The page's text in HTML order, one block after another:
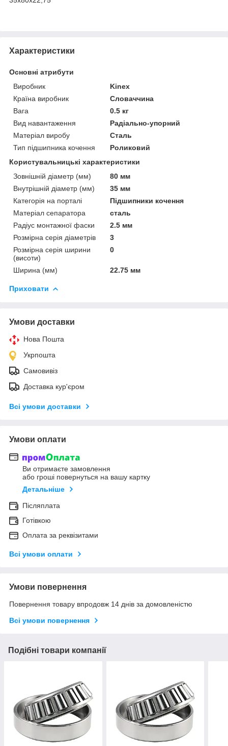
Характеристики
Основні атрибути
Виробник
Kinex
Країна виробник
Словаччина
Вага
0.5 кг
Вид навантаження
Радіально-упорний
Матеріал виробу
Сталь
Тип підшипника кочення
Роликовий
Користувальницькі характеристики
Зовнішній діаметр (мм)
80 мм
Внутрішній діаметр (мм)
35 мм
Категорія на порталі
Підшипники кочення
Матеріал сепаратора
сталь
Радіус монтажної фаски
2.5 мм
Розмірна серія діаметрів
3
Розмірна серія ширини
(висоти)
0
Ширина (мм) 22.75 мм
Приховати
Умови доставки
Нова Пошта
Укрпошта
Самовивіз
Доставка кур'єром
Всі умови доставки
Умови оплати
Ви отримаєте замовлення
або гроші повернуться на вашу картку
Детальніше
Післяплата
Готівкою
Оплата за реквізитами
Всі умови оплати
Умови повернення
Повернення товару впродовж 14 днів за домовленістю
Всі умови повернення
Подібні товари компанії